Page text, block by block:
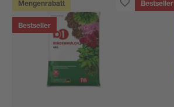
Mengenrabatt
Bestseller
Bestseller